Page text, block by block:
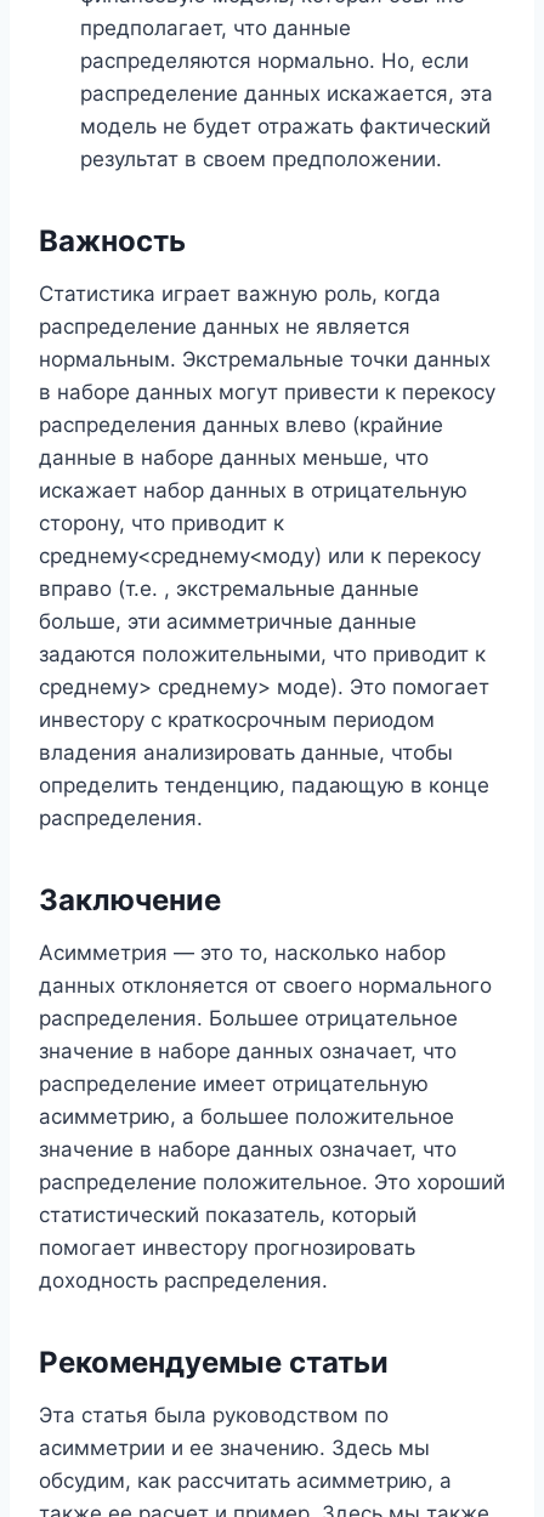
предполагает, что данные
распределяются нормально. Но, если
распределение данных искажается, эта
модель не будет отражать фактический
результат в своем предположении.
Важность
Статистика играет важную роль, когда
распределение данных не является
нормальным. Экстремальные точки данных
в наборе данных могут привести к перекосу
распределения данных влево (крайние
данные в наборе данных меньше, что
искажает набор данных в отрицательную
сторону, что приводит к
среднему<среднему<моду) или к перекосу
вправо (т.е. , экстремальные данные
больше, эти асимметричные данные
задаются положительными, что приводит к
среднему> среднему> моде). Это помогает
инвестору с краткосрочным периодом
владения анализировать данные, чтобы
определить тенденцию, падающую в конце
распределения.
Заключение
Асимметрия — это то, насколько набор
данных отклоняется от своего нормального
распределения. Большее отрицательное
значение в наборе данных означает, что
распределение имеет отрицательную
асимметрию, а большее положительное
значение в наборе данных означает, что
распределение положительное. Это хороший
статистический показатель, который
помогает инвестору прогнозировать
доходность распределения.
Рекомендуемые статьи
Эта статья была руководством по
асимметрии и ее значению. Здесь мы
обсудим, как рассчитать асимметрию, а